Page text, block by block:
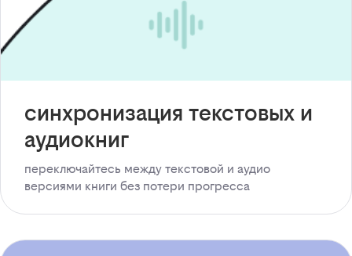
синхронизация текстовых и
аудиокниг
переключайтесь между текстовой и аудио
версиями книги без потери прогресса